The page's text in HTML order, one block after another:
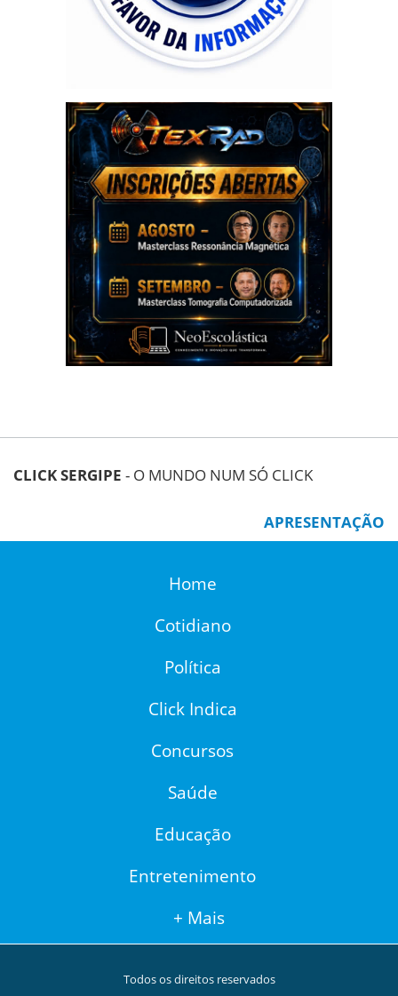
CLICK SERGIPE - O MUNDO NUM SÓ CLICK
APRESENTAÇÃO
Home
Cotidiano
Política
Click Indica
Concursos
Saúde
Educação
Entretenimento
+ Mais
Todos os direitos reservados